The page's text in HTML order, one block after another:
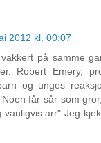
2012 kl. 00:07
på samme
Robert Emery,
og unges
får sår som
vanligvis arr" Jeg